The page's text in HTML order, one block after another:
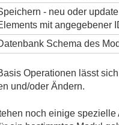
- neu oder
mit angegebener
Schema des
Operationen lässt
und/oder Ändern.
noch einige spezielle